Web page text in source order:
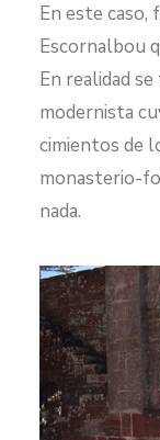
En este
Escornalbou
En realidad
modernista
cimientos de
monasterio-
nada.